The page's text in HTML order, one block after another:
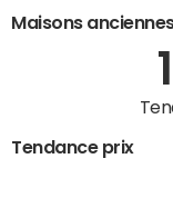
Maisons
Tendance prix